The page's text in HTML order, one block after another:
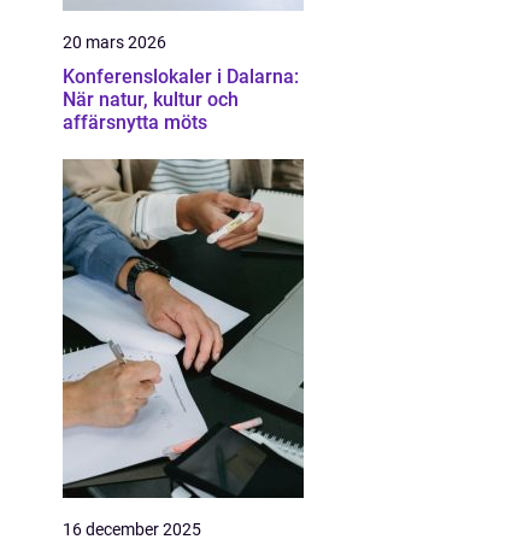
20 mars 2026
Konferenslokaler i Dalarna:
När natur, kultur och
affärsnytta möts
16 december 2025